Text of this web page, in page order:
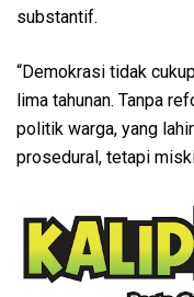
substantif.
“Demokrasi tidak
lima tahunan. Tanpa
politik warga, yang
prosedural, tetapi